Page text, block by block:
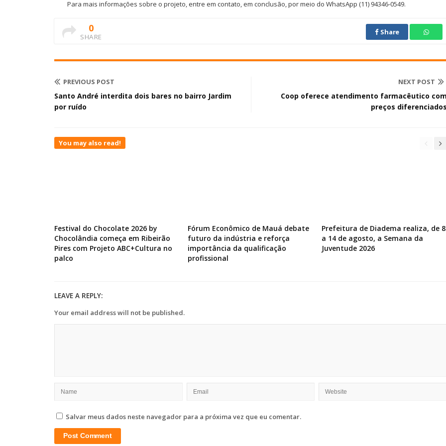
Para mais informações sobre o projeto, entre em contato, em conclusão, por meio do WhatsApp (11) 94346-0549.
0
SHARE
Share
PREVIOUS POST
Santo André interdita dois bares no bairro Jardim
por ruído
NEXT POST
Coop oferece atendimento farmacêutico
preços
You may also read!
Festival do Chocolate 2026 by
Chocolândia começa em Ribeirão
Pires com Projeto ABC+Cultura no
palco
Fórum Econômico de Mauá debate
futuro da indústria e reforça
importância da qualificação
profissional
Prefeitura de Diadema realiza, de 8
a 14 de agosto, a Semana da
Juventude 2026
LEAVE A REPLY:
Your email address will not be published.
Salvar meus dados neste navegador para a próxima vez que eu comentar.